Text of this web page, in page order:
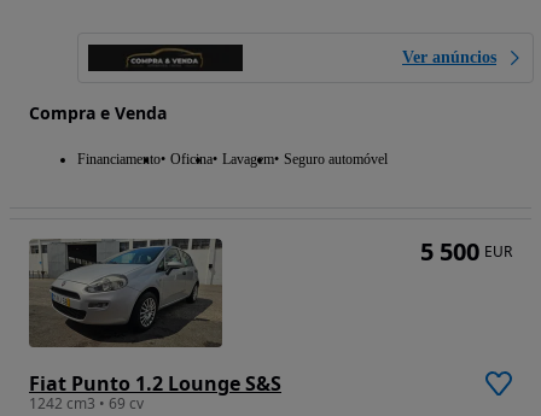
Ver anúncios
Compra e Venda
Financiamento Oficina Lavagem Seguro automóvel
Fiat Punto 1.2 Lounge S&S
1242 cm3 • 69 cv
5 500 EUR